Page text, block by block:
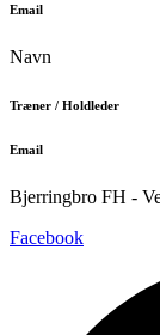
Email
Navn
Træner / Holdleder
Email
Bjerringbro FH -
Facebook